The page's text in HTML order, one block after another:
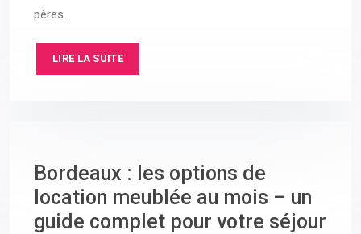
pères…
LIRE LA SUITE
Bordeaux : les options de
location meublée au mois – un
guide complet pour votre séjour